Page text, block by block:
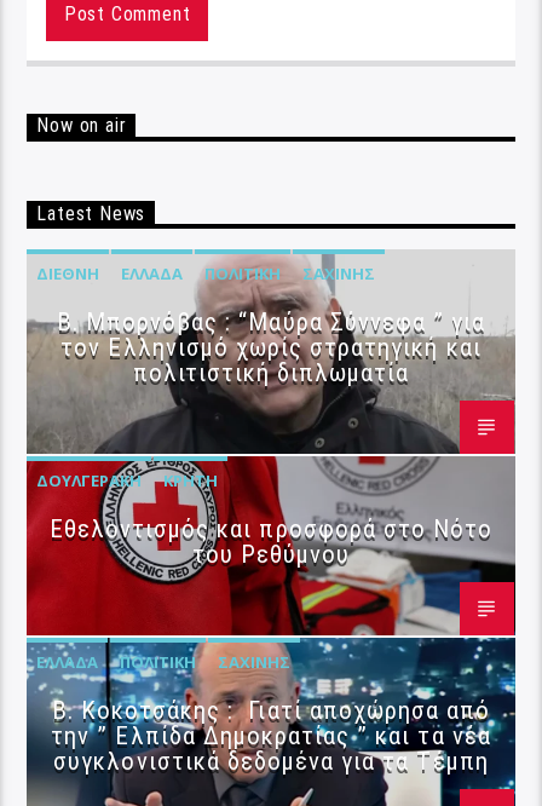
Now on air
Latest News
ΔΙΕΘΝΉ ΕΛΛΆΔΑ ΠΟΛΙΤΙΚΉ ΣΑΧΊΝΗΣ
B. Μπορνόβας : “Μαύρα Σύννεφα ” για
τον Ελληνισμό χωρίς στρατηγική και
πολιτιστική διπλωματία
ΔΟΥΛΓΕΡΆΚΗ ΚΡΉΤΗ
Εθελοντισμός και προσφορά στο Νότο
του Ρεθύμνου
ΕΛΛΆΔΑ ΠΟΛΙΤΙΚΉ ΣΑΧΊΝΗΣ
Β. Κοκοτσάκης : Γιατί αποχώρησα από
την ” Ελπίδα Δημοκρατίας ” και τα νέα
συγκλονιστικά δεδομένα για τα Τέμπη